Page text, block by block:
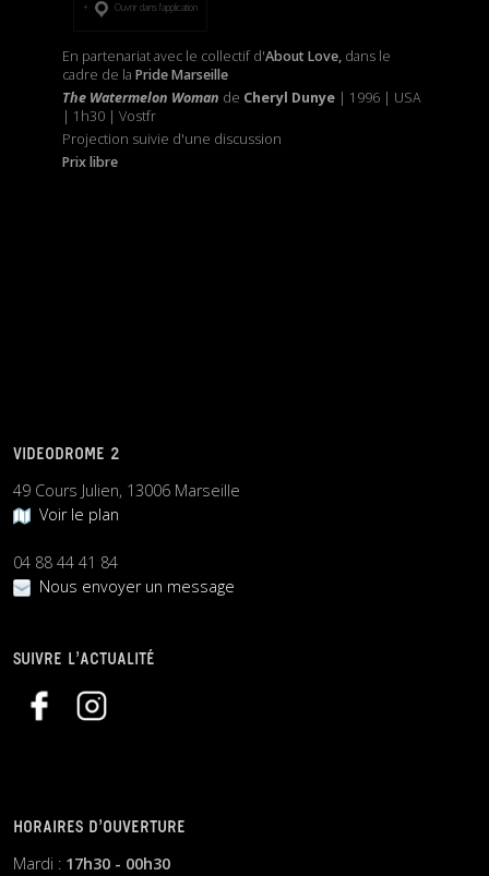
Ouvrir dans l’application
En partenariat avec le collectif d'About Love, dans le
cadre de la Pride Marseille
The Watermelon Woman de Cheryl Dunye| 1996 | USA
| 1h30 | Vostfr
Projection suivie d'une discussion
Prix libre
VIDEODROME 2
49 Cours Julien, 13006 Marseille
Voir le plan
04 88 44 41 84
Nous envoyer un message
SUIVRE L’ACTUALITÉ
HORAIRES D’OUVERTURE
Mardi : 17h30 - 00h30